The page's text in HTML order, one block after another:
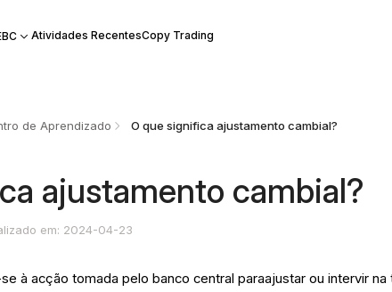
Atividades RecentesCopy Trading
de Aprendizado O que significa ajustamento cambial?
ajustamento cambial?
em: 2024-04-23
à acção tomada pelo banco central paraajustar ou intervir na